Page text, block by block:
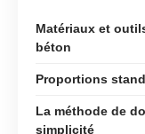
Matériaux et
béton
Proportions
La méthode de
simplicité